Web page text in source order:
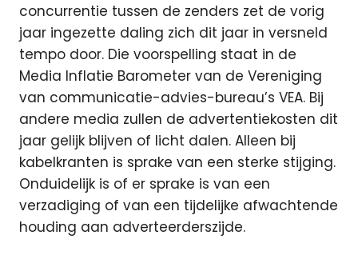
concurrentie tussen de zenders zet de vorig
jaar ingezette daling zich dit jaar in versneld
tempo door. Die voorspelling staat in de
Media Inflatie Barometer van de Vereniging
van communicatie-advies-bureau’s VEA. Bij
andere media zullen de advertentiekosten dit
jaar gelijk blijven of licht dalen. Alleen bij
kabelkranten is sprake van een sterke stijging.
Onduidelijk is of er sprake is van een
verzadiging of van een tijdelijke afwachtende
houding aan adverteerderszijde.